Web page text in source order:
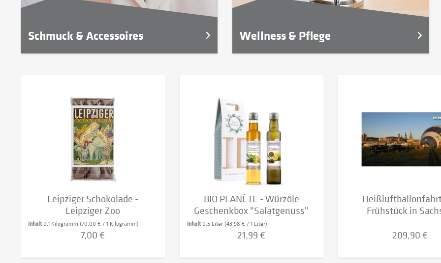
Schmuck & Accessoires Wellness & Pflege
Leipziger Schokolade -
Leipziger Zoo
Inhalt0.1 Kilogramm (70,00 € / 1 Kilogramm)
7,00 €
BIO PLANÈTE - Würzöle
Geschenkbox "Salatgenuss"
Inhalt0.5 Liter (43,98 € / 1 Liter)
21,99 €
Frühstück in
209,90 €